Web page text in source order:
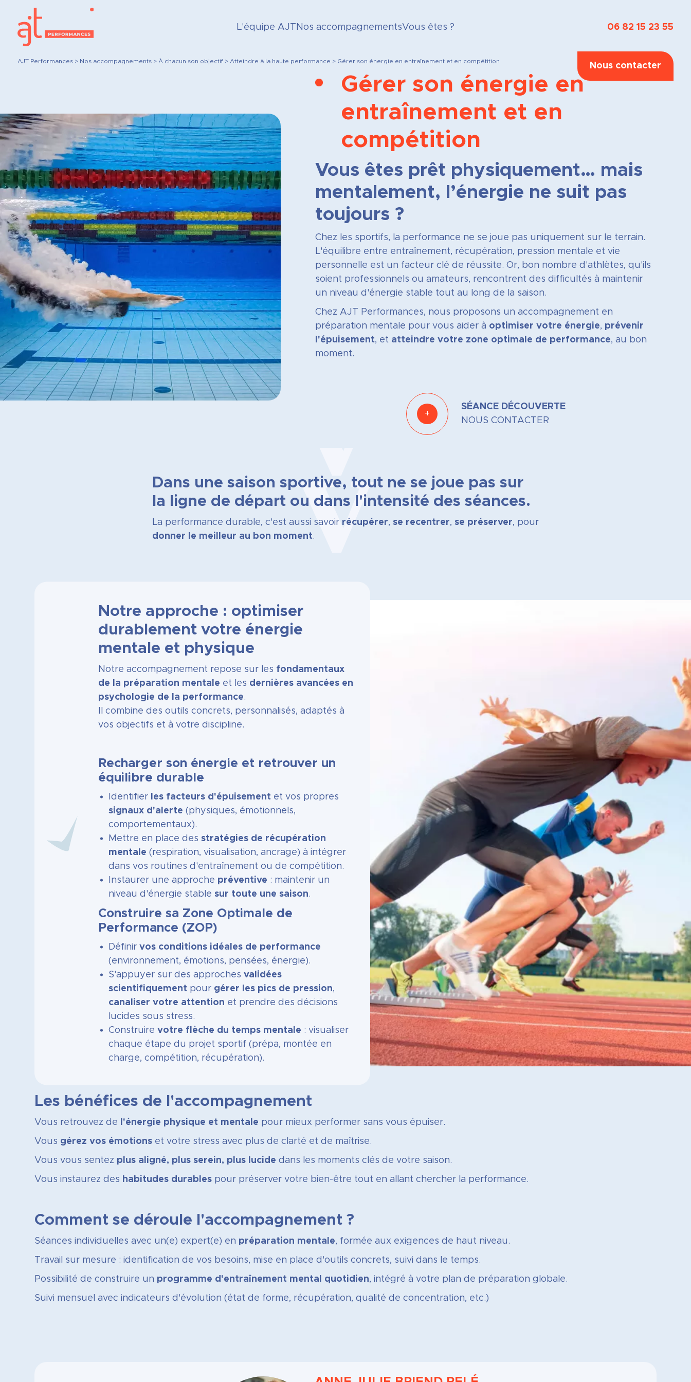
L'équipe AJT Nos accompagnementsVous êtes ? 06 82 15 23 55
Nous contacter
AJT Performances> Nos accompagnements> À chacun son objectif> Atteindre à la haute performance > Gérer son énergie en entraînement et en compétition
Gérer son énergie en
entraînement et en
compétition
Vous êtes prêt physiquement… mais
mentalement, l’énergie ne suit pas
toujours ?
Chez les sportifs, la performance ne se joue pas uniquement sur le terrain.
L'équilibre entre entraînement, récupération, pression mentale et vie
personnelle est un facteur clé de réussite. Or, bon nombre d'athlètes, qu'ils
soient professionnels ou amateurs, rencontrent des difficultés à maintenir
un niveau d'énergie stable tout au long de la saison.
Chez AJT Performances, nous proposons un accompagnement en
préparation mentale pour vous aider à optimiser votre énergie, prévenir
l'épuisement, et atteindre votre zone optimale de performance, au bon
moment.
+
SÉANCE DÉCOUVERTE
NOUS CONTACTER
Dans une saison sportive, tout ne se joue pas sur
la ligne de départ ou dans l'intensité des séances.
La performance durable, c'est aussi savoir récupérer, se recentrer, se préserver, pour
donner le meilleur au bon moment.
Notre approche : optimiser
durablement votre énergie
mentale et physique
Notre accompagnement repose sur les fondamentaux
de la préparation mentale et les dernières avancées en
psychologie de la performance.
Il combine des outils concrets, personnalisés, adaptés à
vos objectifs et à votre discipline.
Recharger son énergie et retrouver un
équilibre durable
Identifier les facteurs d'épuisement et vos propres
signaux d'alerte (physiques, émotionnels,
comportementaux).
Mettre en place desstratégies de récupération
mentale (respiration, visualisation, ancrage) à intégrer
dans vos routines d'entraînement ou de compétition.
Instaurer une approche préventive : maintenir un
niveau d'énergie stablesur toute une saison.
Construire sa Zone Optimale de
Performance (ZOP)
Définirvos conditions idéales de performance
(environnement, émotions, pensées, énergie).
S'appuyer sur des approchesvalidées
scientifiquement pour gérer les pics de pression,
canaliser votre attention et prendre des décisions
lucides sous stress.
Construirevotre flèche du temps mentale : visualiser
chaque étape du projet sportif (prépa, montée en
charge, compétition, récupération).
Les bénéfices de l'accompagnement
Vous retrouvez de l'énergie physique et mentale pour mieux performer sans vous épuiser.
Vous gérez vos émotions et votre stress avec plus de clarté et de maîtrise.
Vous vous sentez plus aligné, plus serein, plus lucide dans les moments clés de votre saison.
Vous instaurez des habitudes durables pour préserver votre bien-être tout en allant chercher la performance.
Comment se déroule l'accompagnement ?
Séances individuelles avec un(e) expert(e) en préparation mentale, formée aux exigences de haut niveau.
Travail sur mesure : identification de vos besoins, mise en place d'outils concrets, suivi dans le temps.
Possibilité de construire un programme d'entraînement mental quotidien, intégré à votre plan de préparation globale.
Suivi mensuel avec indicateurs d'évolution (état de forme, récupération, qualité de concentration, etc.)